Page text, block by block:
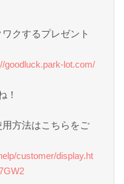
クするプレゼント
goodluck.park-lot.com/
！
方法はこちらをご
customer/display.ht